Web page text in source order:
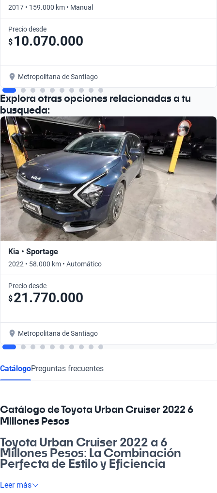
2017 • 159.000 km • Manual
Precio desde
$ 10.070.000
Metropolitana de Santiago
Explora otras opciones relacionadas a tu
busqueda:
Kia • Sportage
2022 • 58.000 km • Automático
Precio desde
$21.770.000
Metropolitana de Santiago
CatálogoPreguntas frecuentes
Catálogo de Toyota Urban Cruiser 2022 6
Millones Pesos
Toyota Urban Cruiser 2022 a 6
Millones Pesos: La Combinación
Perfecta de Estilo y Eficiencia
Descubre el Toyota Urban Cruiser 2022 a 6 millones de pesos,
Leer más